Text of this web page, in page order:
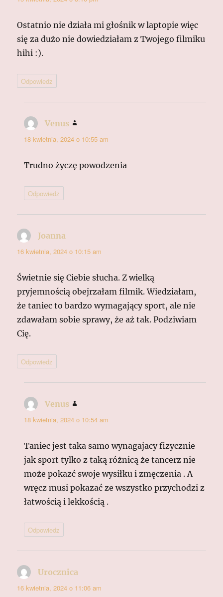
Ostatnio nie działa mi głośnik w laptopie więc
się za dużo nie dowiedziałam z Twojego filmiku
hihi :).
Odpowiedz
Venus
18 kwietnia, 2024 o 10:55 am
Trudno życzę powodzenia
Odpowiedz
Joanna
16 kwietnia, 2024 o 10:15 am
Świetnie się Ciebie słucha. Z wielką
pryjemnością obejrzałam filmik. Wiedziałam,
że taniec to bardzo wymagający sport, ale nie
zdawałam sobie sprawy, że aż tak. Podziwiam
Cię.
Odpowiedz
Venus
18 kwietnia, 2024 o 10:54 am
Taniec jest taka samo wynagajacy fizycznie
jak sport tylko z taką różnicą że tancerz nie
może pokazć swoje wysiłku i zmęczenia . A
wręcz musi pokazać ze wszystko przychodzi z
łatwością i lekkością .
Odpowiedz
Urocznica
16 kwietnia, 2024 o 11:06 am